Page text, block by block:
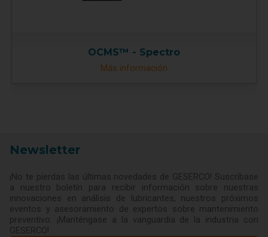
OCMS™ - Spectro
Más información
Newsletter
¡No te pierdas las últimas novedades de GESERCO! Suscríbase
a nuestro boletín para recibir información sobre nuestras
innovaciones en análisis de lubricantes, nuestros próximos
eventos y asesoramiento de expertos sobre mantenimiento
preventivo. ¡Manténgase a la vanguardia de la industria con
GESERCO!